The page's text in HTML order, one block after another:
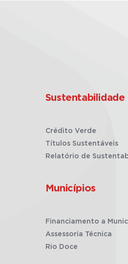
Sustentabilidade
Crédito Verde
Títulos Sustentáveis
Relatório de
Municípios
Financiamento a
Assessoria Técnica
Rio Doce